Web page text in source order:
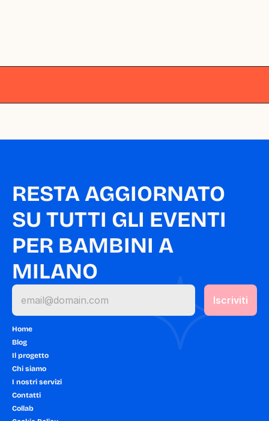
RESTA AGGIORNATO
SU TUTTI GLI EVENTI
PER BAMBINI A
MILANO
Home
Blog
Il progetto
Chi siamo
I nostri servizi
Contatti
Collab